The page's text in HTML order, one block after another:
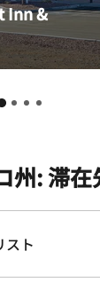
Inn &
州: 滞
スト